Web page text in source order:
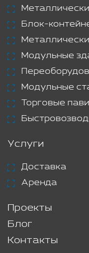
Блок-
Модульные
Модульные
Торговые
Услуги
Доставка
Аренда
Проекты
Блог
Контакты